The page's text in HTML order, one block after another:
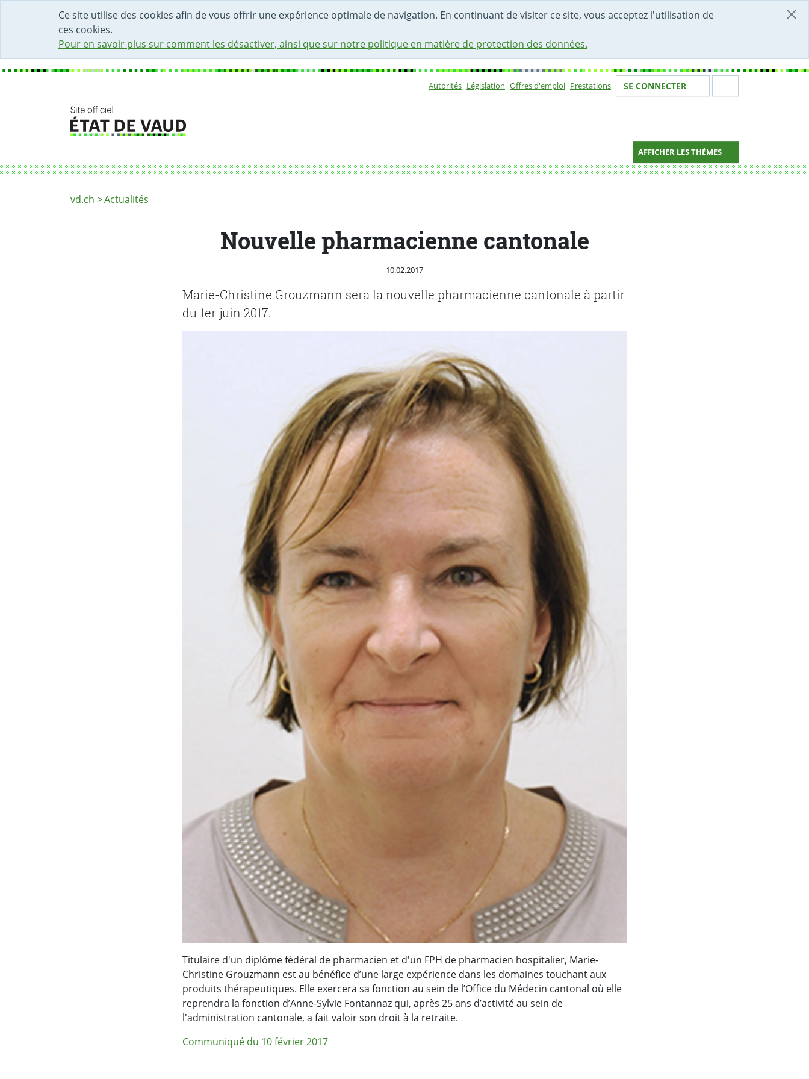
Ce site utilise des cookies afin de vous offrir une expérience optimale de navigation. En continuant de visiter ce site, vous acceptez l'utilisation de
ces cookies.
Pour en savoir plus sur comment les désactiver, ainsi que sur notre politique en matière de protection des données.
DÉBUT DU CONTENU DE LA PAGE
ACCÈS AU CHAMP DE RECHERCHE
PAGE D'ACCUEIL
FORMULAIRE DE CONTACT
Autorités Législation Offres d'emploi Prestations Votre identité
SE CONNECTER
AFFICHER LES THÈMES
Fil d'Ariane
vd.ch Actualités
Nouvelle pharmacienne cantonale
Nouvelle pharmacienne cantonale
Publié le
10.02.2017
Marie-Christine Grouzmann sera la nouvelle pharmacienne cantonale à partir
du 1er juin 2017.
Titulaire d'un diplôme fédéral de pharmacien et d'un FPH de pharmacien hospitalier, Marie-
Christine Grouzmann est au bénéfice d’une large expérience dans les domaines touchant aux
produits thérapeutiques. Elle exercera sa fonction au sein de l’Office du Médecin cantonal où elle
reprendra la fonction d’Anne-Sylvie Fontannaz qui, après 25 ans d’activité au sein de
l'administration cantonale, a fait valoir son droit à la retraite.
Communiqué du 10 février 2017